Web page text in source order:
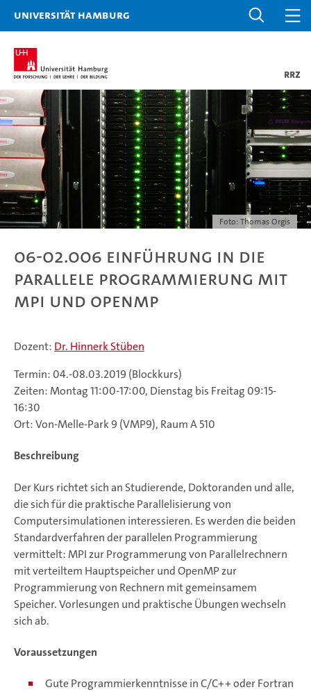
Universität Hamburg
RRZ
Foto: Thomas Orgis
06-02.006 Einführung in die
Parallele Programmierung mit
MPI und OpenMP
Dozent: Dr. Hinnerk Stüben
Termin: 04.-08.03.2019 (Blockkurs)
Zeiten: Montag 11:00-17:00, Dienstag bis Freitag 09:15-
16:30
Ort: Von-Melle-Park 9 (VMP9), Raum A 510
Beschreibung
Der Kurs richtet sich an Studierende, Doktoranden und alle,
die sich für die praktische Parallelisierung von
Computersimulationen interessieren. Es werden die beiden
Standardverfahren der parallelen Programmierung
vermittelt: MPI zur Programmerung von Parallelrechnern
mit verteiltem Hauptspeicher und OpenMP zur
Programmierung von Rechnern mit gemeinsamem
Speicher. Vorlesungen und praktische Übungen wechseln
sich ab.
Voraussetzungen
Gute Programmierkenntnisse in C/C++ oder Fortran